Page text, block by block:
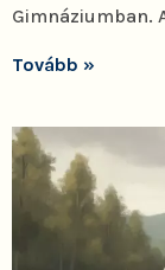
Gimnáziumban.
Tovább »